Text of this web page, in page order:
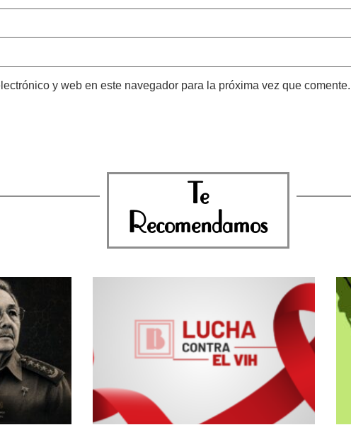
y web en este navegador para la próxima vez que comente.
Te
Recomendamos